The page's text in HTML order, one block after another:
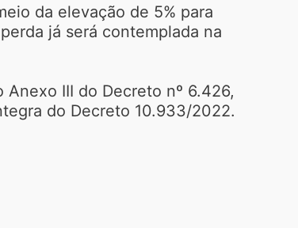
da elevação de 5% para
já será contemplada na
III do Decreto nº 6.426,
do Decreto 10.933/2022.